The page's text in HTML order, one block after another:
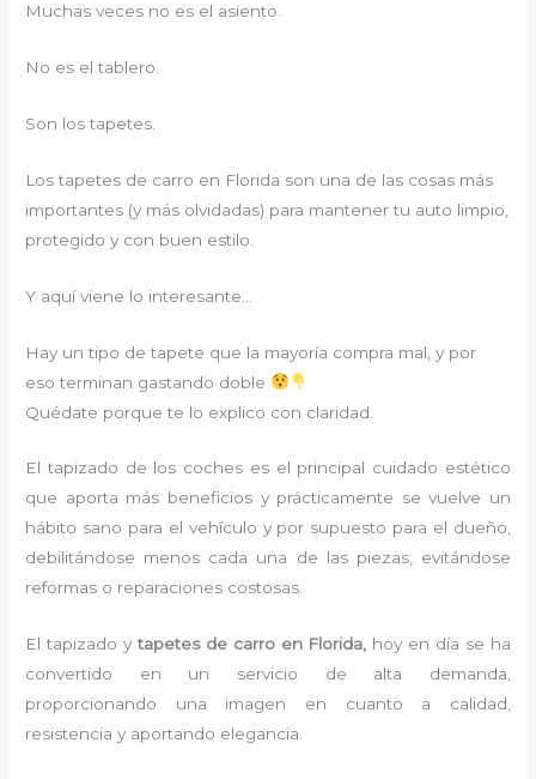
Muchas veces no es el asiento.
No es el tablero.
Son los tapetes.
Los tapetes de carro en Florida son una de las cosas más
importantes (y más olvidadas) para mantener tu auto limpio,
protegido y con buen estilo.
Y aquí viene lo interesante…
Hay un tipo de tapete que la mayoría compra mal, y por
eso terminan gastando doble
Quédate porque te lo explico con claridad.
El tapizado de los coches es el principal cuidado estético
que aporta más beneficios y prácticamente se vuelve un
hábito sano para el vehículo y por supuesto para el dueño,
debilitándose menos cada una de las piezas, evitándose
reformas o reparaciones costosas.
El tapizado ytapetes de carro en Florida, hoy en día se ha
convertido en un servicio de alta demanda,
proporcionando una imagen en cuanto a calidad,
resistencia y aportando elegancia.